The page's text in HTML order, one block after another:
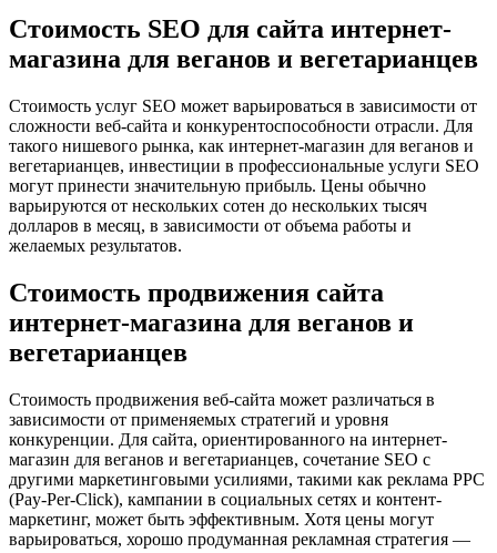
Стоимость SEO для сайта интернет-
магазина для веганов и вегетарианцев
Стоимость услуг SEO может варьироваться в зависимости от
сложности веб-сайта и конкурентоспособности отрасли. Для
такого нишевого рынка, как интернет-магазин для веганов и
вегетарианцев, инвестиции в профессиональные услуги SEO
могут принести значительную прибыль. Цены обычно
варьируются от нескольких сотен до нескольких тысяч
долларов в месяц, в зависимости от объема работы и
желаемых результатов.
Стоимость продвижения сайта
интернет-магазина для веганов и
вегетарианцев
Стоимость продвижения веб-сайта может различаться в
зависимости от применяемых стратегий и уровня
конкуренции. Для сайта, ориентированного на интернет-
магазин для веганов и вегетарианцев, сочетание SEO с
другими маркетинговыми усилиями, такими как реклама PPC
(Pay-Per-Click), кампании в социальных сетях и контент-
маркетинг, может быть эффективным. Хотя цены могут
варьироваться, хорошо продуманная рекламная стратегия —